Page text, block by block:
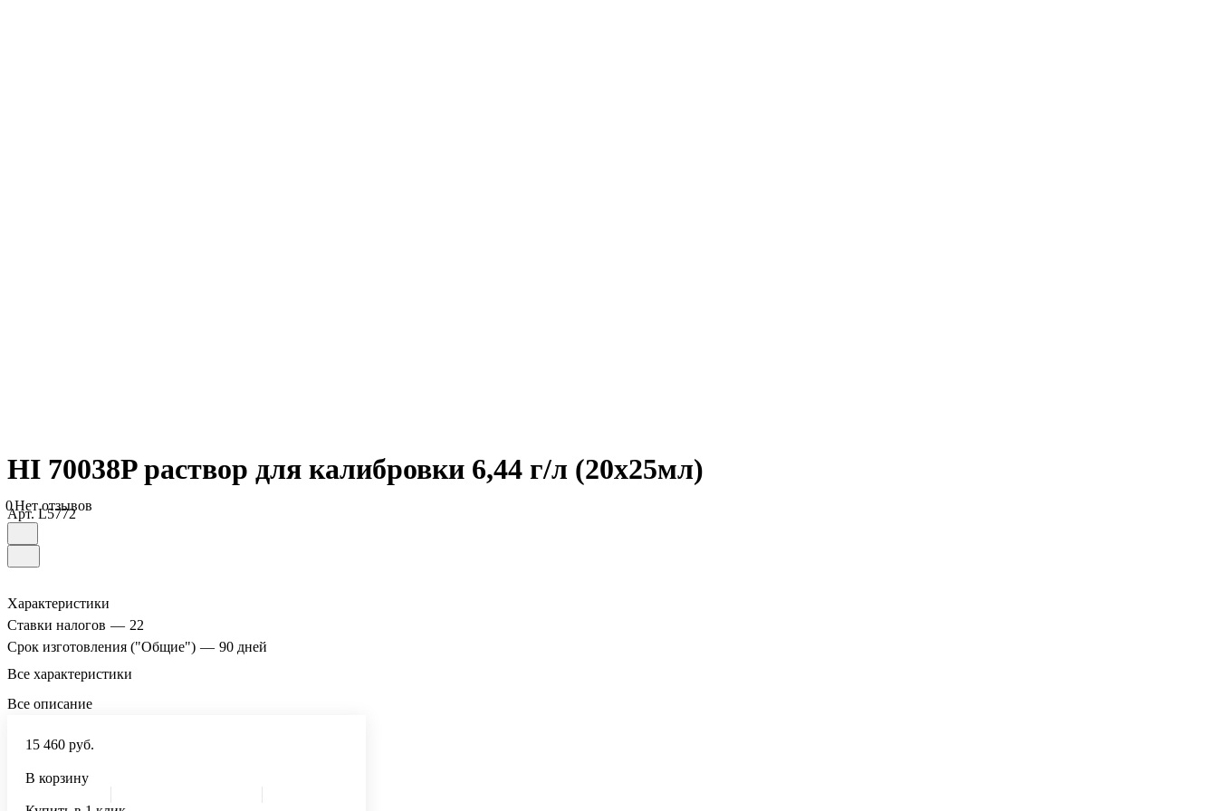
HI 70038P раствор для калибровки 6,44 г/л (20х25мл)
0Нет отзывов
Арт.L5772
Характеристики
Ставки налогов — 22
Срок изготовления ("Общие") — 90 дней
Все характеристики
Все описание
15 460 руб.
В корзину